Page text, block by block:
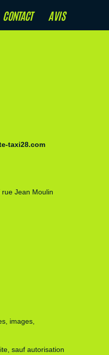
CONTACT AVIS
taxi28.com
Jean Moulin
images,
sauf autorisation